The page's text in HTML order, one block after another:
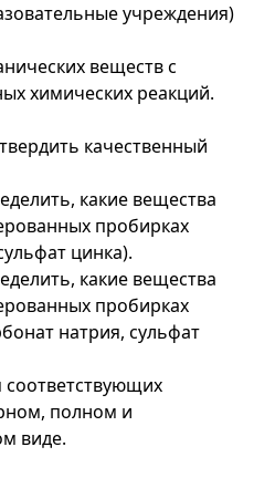
учреждения)
веществ с
химических реакций.
качественный
какие вещества
пробирках
цинка).
какие вещества
пробирках
натрия, сульфат
соответствующих
полном и
виде.